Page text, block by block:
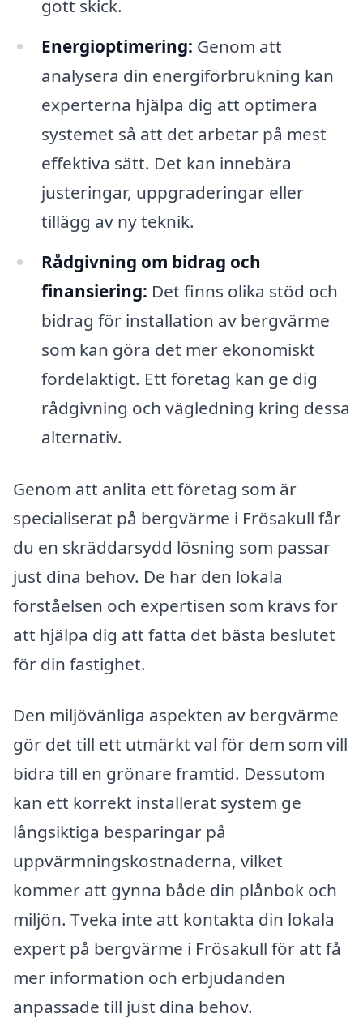
gott skick.
Energioptimering: Genom att
analysera din energiförbrukning kan
experterna hjälpa dig att optimera
systemet så att det arbetar på mest
effektiva sätt. Det kan innebära
justeringar, uppgraderingar eller
tillägg av ny teknik.
Rådgivning om bidrag och
finansiering: Det finns olika stöd och
bidrag för installation av bergvärme
som kan göra det mer ekonomiskt
fördelaktigt. Ett företag kan ge dig
rådgivning och vägledning kring dessa
alternativ.
Genom att anlita ett företag som är
specialiserat på bergvärme i Frösakull får
du en skräddarsydd lösning som passar
just dina behov. De har den lokala
förståelsen och expertisen som krävs för
att hjälpa dig att fatta det bästa beslutet
för din fastighet.
Den miljövänliga aspekten av bergvärme
gör det till ett utmärkt val för dem som vill
bidra till en grönare framtid. Dessutom
kan ett korrekt installerat system ge
långsiktiga besparingar på
uppvärmningskostnaderna, vilket
kommer att gynna både din plånbok och
miljön. Tveka inte att kontakta din lokala
expert på bergvärme i Frösakull för att få
mer information och erbjudanden
anpassade till just dina behov.